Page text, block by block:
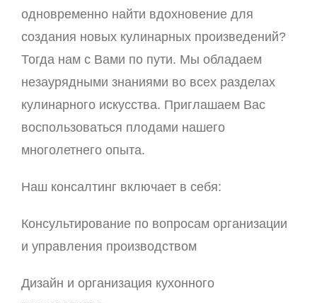
одновременно найти вдохновение для
создания новых кулинарных произведений?
Тогда нам с Вами по пути. Мы обладаем
незаурядными знаниями во всех разделах
кулинарного искусства. Приглашаем Вас
воспользоваться плодами нашего
многолетнего опыта.
Наш консалтинг включает в себя:
Консультирование по вопросам организации
и управления производством
Дизайн и организация кухонного